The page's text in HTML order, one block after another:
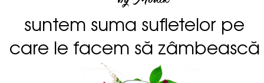
suntem suma sufletelor pe
care le facem să zâmbească